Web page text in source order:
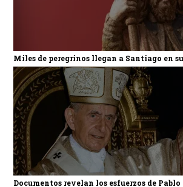
Miles de peregrinos llegan a Santiago en
Documentos revelan los esfuerzos de